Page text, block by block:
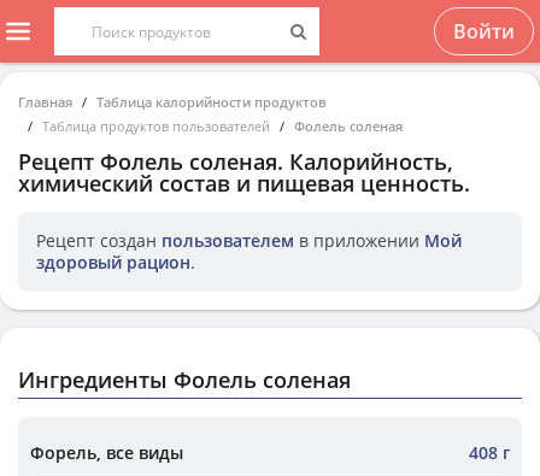
Войти
Главная
Таблица калорийности продуктов
Таблица продуктов пользователей
Фолель соленая
Рецепт Фолель соленая. Калорийность,
химический состав и пищевая ценность.
Рецепт создан пользователем в приложении Мой
здоровый рацион.
Ингредиенты Фолель соленая
Форель, все виды 408 г